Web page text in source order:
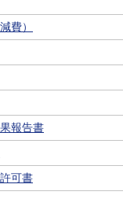
費）
報告書
可書